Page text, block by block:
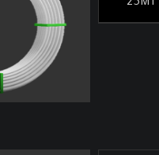
25MT